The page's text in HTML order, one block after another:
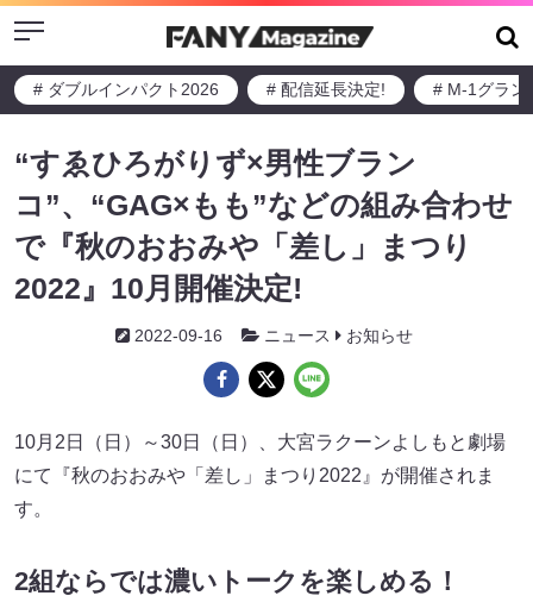
Menu
# ダブルインパクト2026 # 配信延長決定! # M-1グラン
“すゑひろがりず×男性ブラン
コ”、“GAG×もも”などの組み合わせ
で『秋のおおみや「差し」まつり
2022』10月開催決定!
2022-09-16 ニュース お知らせ
10月2日（日）～30日（日）、大宮ラクーンよしもと劇場
にて『秋のおおみや「差し」まつり2022』が開催されま
す。
2組ならでは濃いトークを楽しめる！